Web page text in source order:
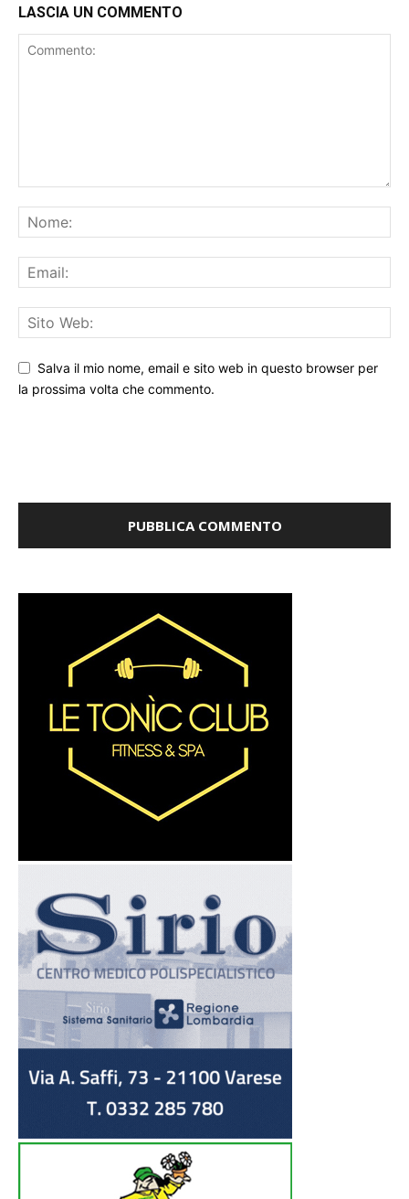
LASCIA UN COMMENTO
Salva il mio nome, email e sito web in questo browser per
la prossima volta che commento.